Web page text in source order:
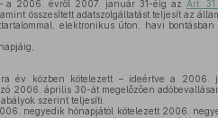
a 2006. évről 2007. január 31-éig az Art.
összesített adatszolgáltatást teljesít az
elektronikus úton, havi bontásban
év közben kötelezett – ideértve a 2006.
2006. április 30-át megelőzően
szerint teljesíti.
negyedik hónapjától kötelezett 2006.